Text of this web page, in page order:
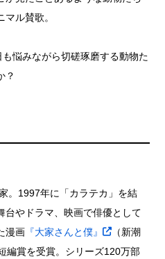
ル賛歌。
も悩みながら切磋琢磨する動物た
？
。1997年に「カラテカ」を結
台やドラマ、映画で俳優として
漫画 『大家さんと僕』
（新潮
編賞を受賞。シリーズ120万部